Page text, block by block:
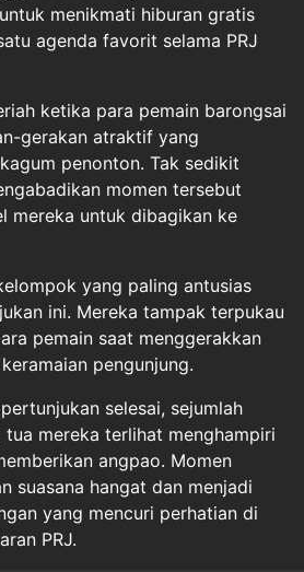
menikmati hiburan gratis
agenda favorit selama PRJ
ketika para pemain barongsai
gerakan atraktif yang
penonton. Tak sedikit
momen tersebut
mereka untuk dibagikan ke
yang paling antusias
ini. Mereka tampak terpukau
pemain saat menggerakkan
pengunjung.
selesai, sejumlah
mereka terlihat menghampiri
angpao. Momen
suasana hangat dan menjadi
yang mencuri perhatian di
PRJ.